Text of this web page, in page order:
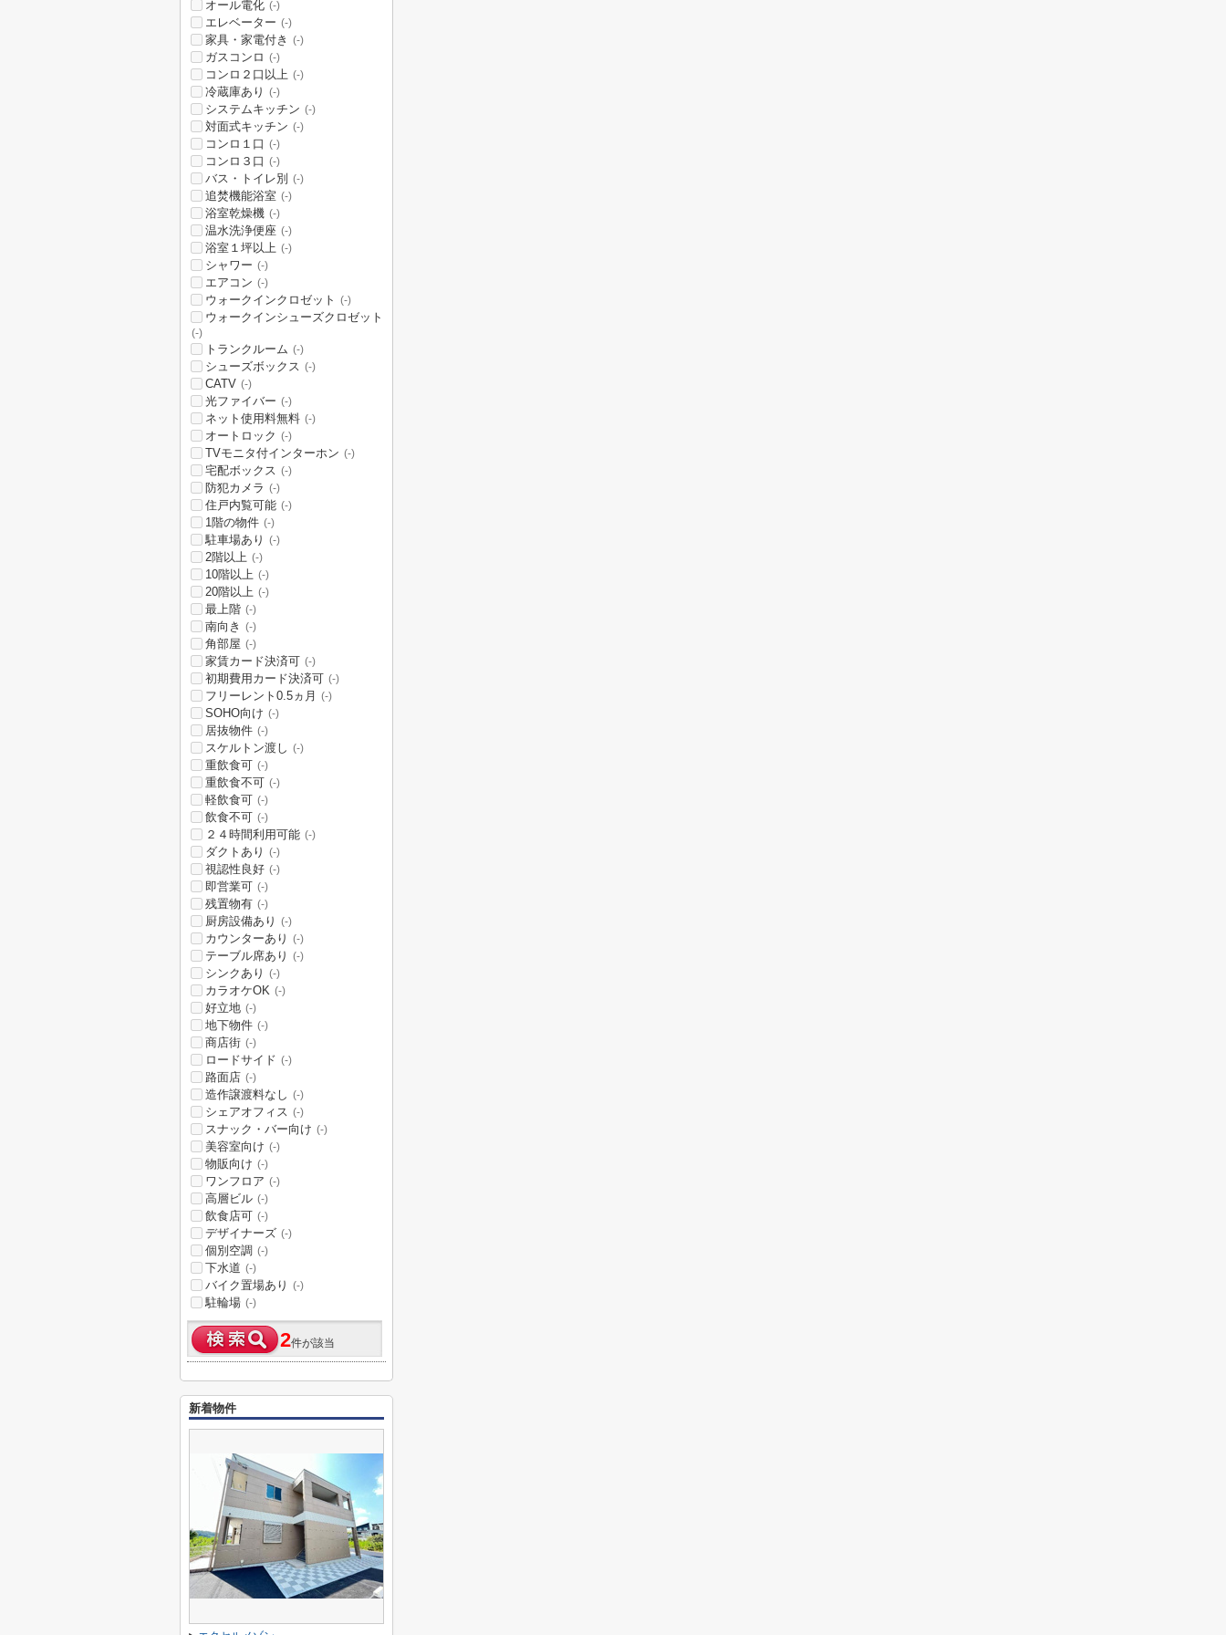
オール電化 (-)
エレベーター (-)
家具・家電付き (-)
ガスコンロ (-)
コンロ２口以上 (-)
冷蔵庫あり (-)
システムキッチン (-)
対面式キッチン (-)
コンロ１口 (-)
コンロ３口 (-)
バス・トイレ別 (-)
追焚機能浴室 (-)
浴室乾燥機 (-)
温水洗浄便座 (-)
浴室１坪以上 (-)
シャワー (-)
エアコン (-)
ウォークインクロゼット (-)
ウォークインシューズクロゼット
(-)
トランクルーム (-)
シューズボックス (-)
CATV (-)
光ファイバー (-)
ネット使用料無料 (-)
オートロック (-)
TVモニタ付インターホン (-)
宅配ボックス (-)
防犯カメラ (-)
住戸内覧可能 (-)
1階の物件 (-)
駐車場あり (-)
2階以上 (-)
10階以上 (-)
20階以上 (-)
最上階 (-)
南向き (-)
角部屋 (-)
家賃カード決済可 (-)
初期費用カード決済可 (-)
フリーレント0.5ヵ月 (-)
SOHO向け (-)
居抜物件 (-)
スケルトン渡し (-)
重飲食可 (-)
重飲食不可 (-)
軽飲食可 (-)
飲食不可 (-)
２４時間利用可能 (-)
ダクトあり (-)
視認性良好 (-)
即営業可 (-)
残置物有 (-)
厨房設備あり (-)
カウンターあり (-)
テーブル席あり (-)
シンクあり (-)
カラオケOK (-)
好立地 (-)
地下物件 (-)
商店街 (-)
ロードサイド (-)
路面店 (-)
造作譲渡料なし (-)
シェアオフィス (-)
スナック・バー向け (-)
美容室向け (-)
物販向け (-)
ワンフロア (-)
高層ビル (-)
飲食店可 (-)
デザイナーズ (-)
個別空調 (-)
下水道 (-)
バイク置場あり (-)
駐輪場 (-)
2件が該当
新着物件